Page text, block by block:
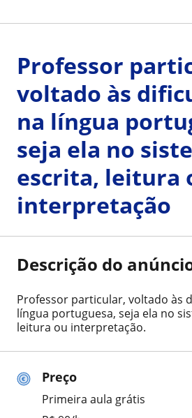
Preço
Primeira aula grátis
Professor
voltado às
na língua
seja ela no
escrita, leitura
interpretação
Descrição do
Professor particular, voltado às
língua portuguesa, seja ela no
leitura ou interpretação.